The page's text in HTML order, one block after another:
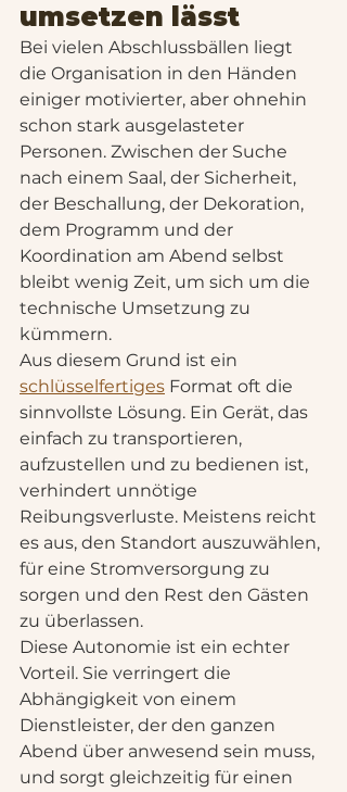
umsetzen lässt
Bei vielen Abschlussbällen liegt
die Organisation in den Händen
einiger motivierter, aber ohnehin
schon stark ausgelasteter
Personen. Zwischen der Suche
nach einem Saal, der Sicherheit,
der Beschallung, der Dekoration,
dem Programm und der
Koordination am Abend selbst
bleibt wenig Zeit, um sich um die
technische Umsetzung zu
kümmern.
Aus diesem Grund ist ein
schlüsselfertiges Format oft die
sinnvollste Lösung. Ein Gerät, das
einfach zu transportieren,
aufzustellen und zu bedienen ist,
verhindert unnötige
Reibungsverluste. Meistens reicht
es aus, den Standort auszuwählen,
für eine Stromversorgung zu
sorgen und den Rest den Gästen
zu überlassen.
Diese Autonomie ist ein echter
Vorteil. Sie verringert die
Abhängigkeit von einem
Dienstleister, der den ganzen
Abend über anwesend sein muss,
und sorgt gleichzeitig für einen